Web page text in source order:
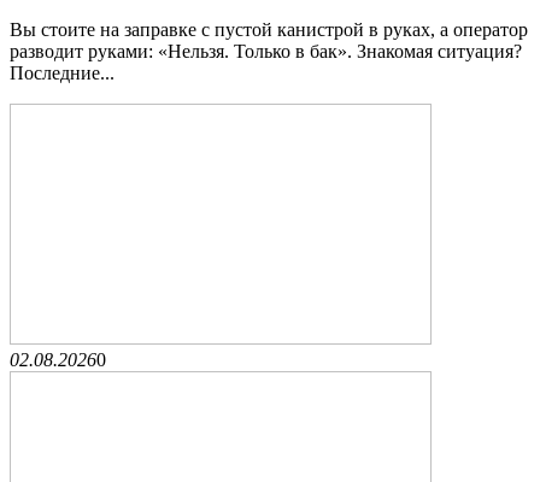
Вы стоите на заправке с пустой канистрой в руках, а оператор
разводит руками: «Нельзя. Только в бак». Знакомая ситуация?
Последние...
02.08.20260